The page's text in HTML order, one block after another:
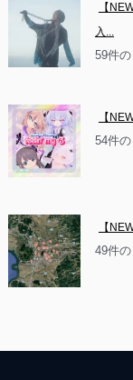
【
入...
59件
【
54件
【
49件